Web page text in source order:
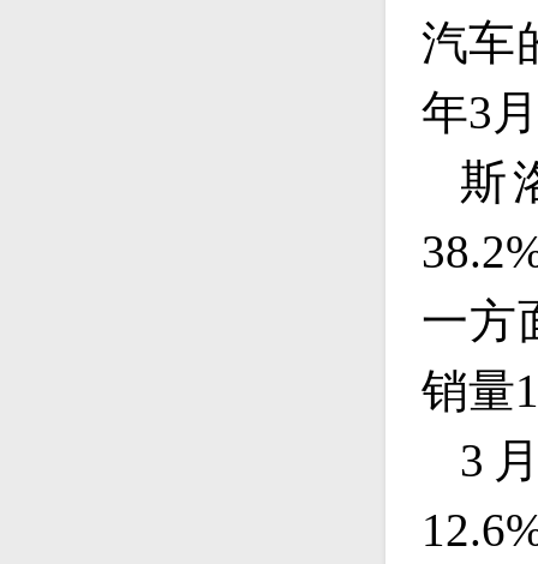
汽车
年3
斯
一方
销量
3